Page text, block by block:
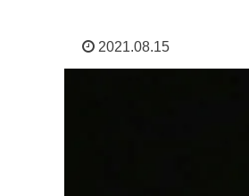
2021.08.15